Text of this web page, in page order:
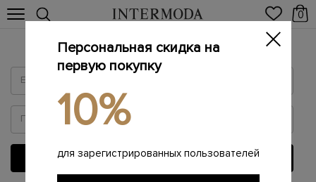
0
Войти
ВОЙТИ
Персональная скидка на
первую покупку
10%
для зарегистрированных пользователей